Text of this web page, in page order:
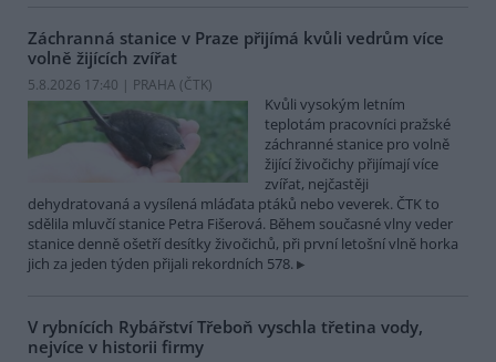
Záchranná stanice v Praze přijímá kvůli vedrům více
volně žijících zvířat
5.8.2026 17:40 | PRAHA (ČTK)
Kvůli vysokým letním
teplotám pracovníci pražské
záchranné stanice pro volně
žijící živočichy přijímají více
zvířat, nejčastěji
dehydratovaná a vysílená mláďata ptáků nebo veverek. ČTK to
sdělila mluvčí stanice Petra Fišerová. Během současné vlny veder
stanice denně ošetří desítky živočichů, při první letošní vlně horka
jich za jeden týden přijali rekordních 578.
V rybnících Rybářství Třeboň vyschla třetina vody,
nejvíce v historii firmy